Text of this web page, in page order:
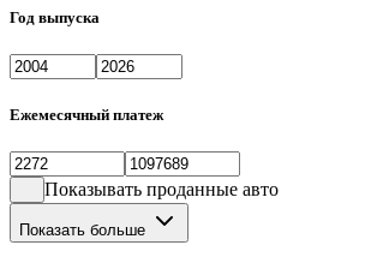
Год выпуска
Ежемесячный платеж
Показывать проданные авто
Показать больше